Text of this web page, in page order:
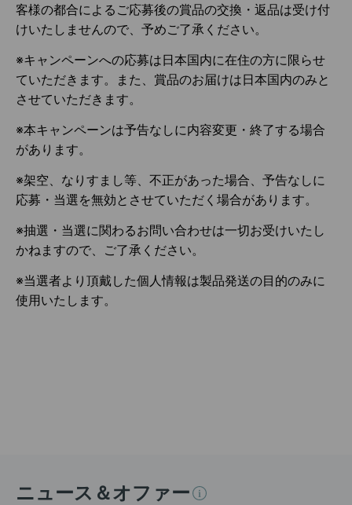
客様の都合によるご応募後の賞品の交換・返品は受け付
けいたしませんので、予めご了承ください。
※キャンペーンへの応募は日本国内に在住の方に限らせ
ていただきます。また、賞品のお届けは日本国内のみと
させていただきます。
※本キャンペーンは予告なしに内容変更・終了する場合
があります。
※架空、なりすまし等、不正があった場合、予告なしに
応募・当選を無効とさせていただく場合があります。
※抽選・当選に関わるお問い合わせは一切お受けいたし
かねますので、ご了承ください。
※当選者より頂戴した個人情報は製品発送の目的のみに
使用いたします。
ニュース＆オファー